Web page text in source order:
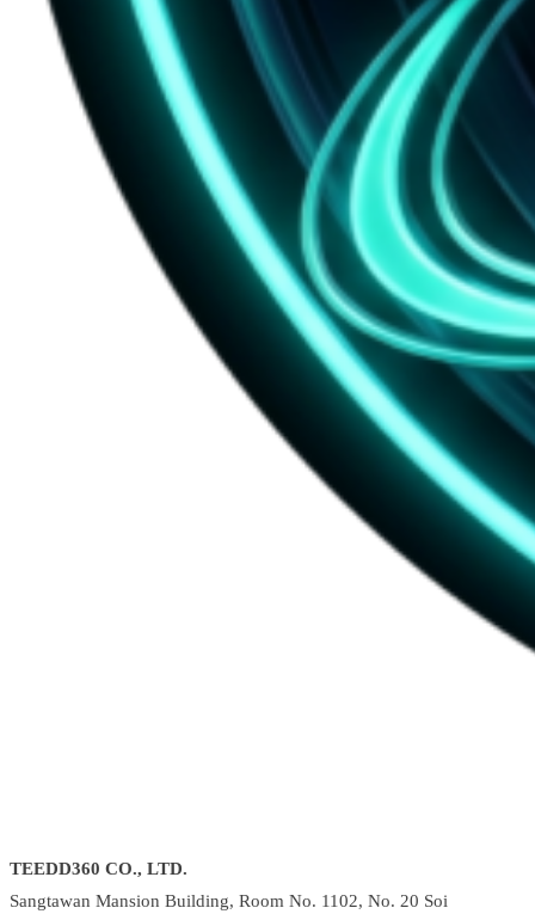
TEEDD360 CO., LTD.
Sangtawan Mansion Building, Room No. 1102, No. 20 Soi